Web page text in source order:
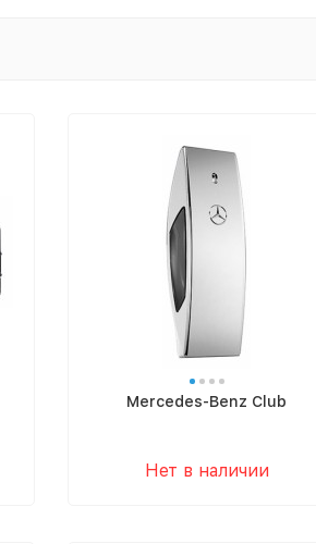
Mercedes-Benz Club
Нет в наличии